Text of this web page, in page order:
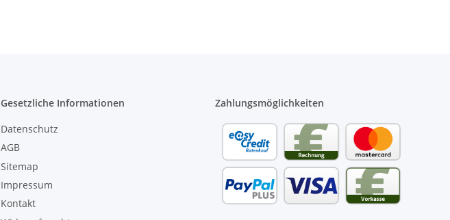
Gesetzliche Informationen
Datenschutz
AGB
Sitemap
Impressum
Kontakt
Zahlungsmöglichkeiten